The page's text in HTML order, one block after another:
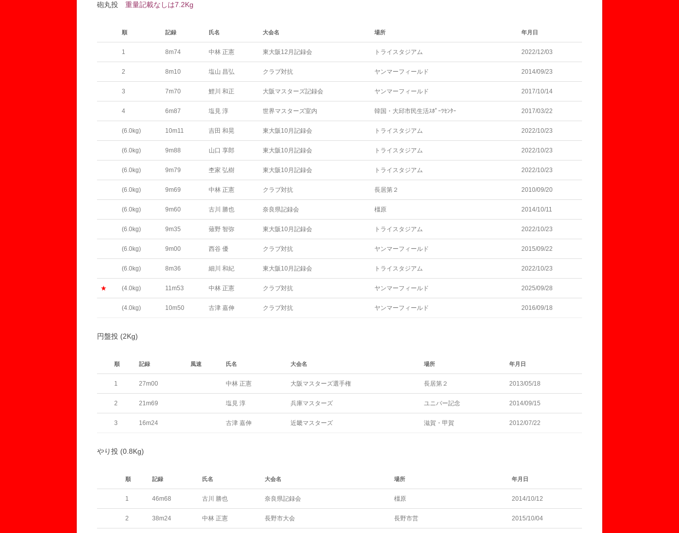
砲丸投 重量記載なしは7.2Kg
順 記録 氏名 大会名 場所 年月日
1 8m74 中林 正憲 東大阪12月記録会 トライスタジアム 2022/12/03
2 8m10 塩山 昌弘 クラブ対抗 ヤンマーフィールド 2014/09/23
3 7m70 鯉川 和正 大阪マスターズ記録会 ヤンマーフィールド 2017/10/14
4 6m87 塩見 淳 世界マスターズ室内 韓国・大邱市民生活ｽﾎﾟｰﾂｾﾝﾀｰ 2017/03/22
(6.0kg) 10m11 吉田 和晃 東大阪10月記録会 トライスタジアム 2022/10/23
(6.0kg) 9m88 山口 享郎 東大阪10月記録会 トライスタジアム 2022/10/23
(6.0kg) 9m79 杢家 弘樹 東大阪10月記録会 トライスタジアム 2022/10/23
(6.0kg) 9m69 中林 正憲 クラブ対抗 長居第２ 2010/09/20
(6.0kg) 9m60 古川 勝也 奈良県記録会 橿原 2014/10/11
(6.0kg) 9m35 薙野 智弥 東大阪10月記録会 トライスタジアム 2022/10/23
(6.0kg) 9m00 西谷 優 クラブ対抗 ヤンマーフィールド 2015/09/22
(6.0kg) 8m36 細川 和紀 東大阪10月記録会 トライスタジアム 2022/10/23
★ (4.0kg) 11m53 中林 正憲 クラブ対抗 ヤンマーフィールド 2025/09/28
(4.0kg) 10m50 古津 嘉伸 クラブ対抗 ヤンマーフィールド 2016/09/18
円盤投 (2Kg)
順 記録 風速 氏名 大会名 場所 年月日
1 27m00 中林 正憲 大阪マスターズ選手権 長居第２ 2013/05/18
2 21m69 塩見 淳 兵庫マスターズ ユニバー記念 2014/09/15
3 16m24 古津 嘉伸 近畿マスターズ 滋賀・甲賀 2012/07/22
やり投 (0.8Kg)
順 記録 氏名 大会名 場所 年月日
1 46m68 古川 勝也 奈良県記録会 橿原 2014/10/12
2 38m24 中林 正憲 長野市大会 長野市営 2015/10/04